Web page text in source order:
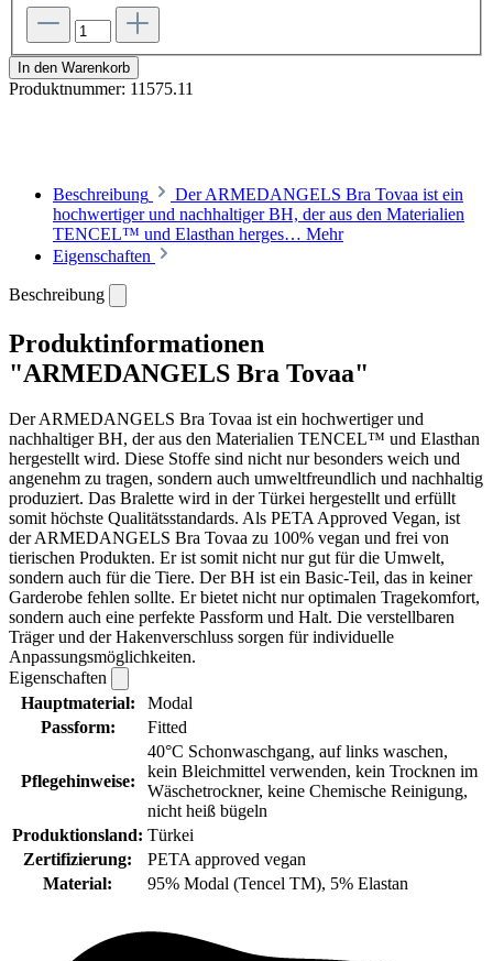
In den Warenkorb
Produktnummer: 11575.11
Beschreibung
Der ARMEDANGELS Bra Tovaa ist ein
hochwertiger und nachhaltiger BH, der aus den Materialien
TENCEL™ und Elasthan herges… Mehr
Eigenschaften
Beschreibung
Produktinformationen
"ARMEDANGELS Bra Tovaa"
Der ARMEDANGELS Bra Tovaa ist ein hochwertiger und
nachhaltiger BH, der aus den Materialien TENCEL™ und Elasthan
hergestellt wird. Diese Stoffe sind nicht nur besonders weich und
angenehm zu tragen, sondern auch umweltfreundlich und nachhaltig
produziert. Das Bralette wird in der Türkei hergestellt und erfüllt
somit höchste Qualitätsstandards. Als PETA Approved Vegan, ist
der ARMEDANGELS Bra Tovaa zu 100% vegan und frei von
tierischen Produkten. Er ist somit nicht nur gut für die Umwelt,
sondern auch für die Tiere. Der BH ist ein Basic-Teil, das in keiner
Garderobe fehlen sollte. Er bietet nicht nur optimalen Tragekomfort,
sondern auch eine perfekte Passform und Halt. Die verstellbaren
Träger und der Hakenverschluss sorgen für individuelle
Anpassungsmöglichkeiten.
Eigenschaften
Hauptmaterial:
Modal
Passform:
Fitted
Pflegehinweise:
40°C Schonwaschgang, auf links waschen,
kein Bleichmittel verwenden, kein Trocknen im
Wäschetrockner, keine Chemische Reinigung,
nicht heiß bügeln
Produktionsland: Türkei
Zertifizierung:
PETA approved vegan
Material:
95% Modal (Tencel TM), 5% Elastan